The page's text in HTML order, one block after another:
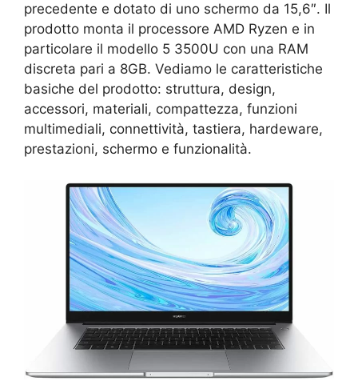
precedente e dotato di uno schermo da 15,6″. Il
prodotto monta il processore AMD Ryzen e in
particolare il modello 5 3500U con una RAM
discreta pari a 8GB. Vediamo le caratteristiche
basiche del prodotto: struttura, design,
accessori, materiali, compattezza, funzioni
multimediali, connettività, tastiera, hardeware,
prestazioni, schermo e funzionalità.